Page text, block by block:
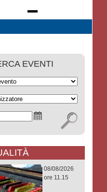
EVENTI
08/08/2026
ore 11.15